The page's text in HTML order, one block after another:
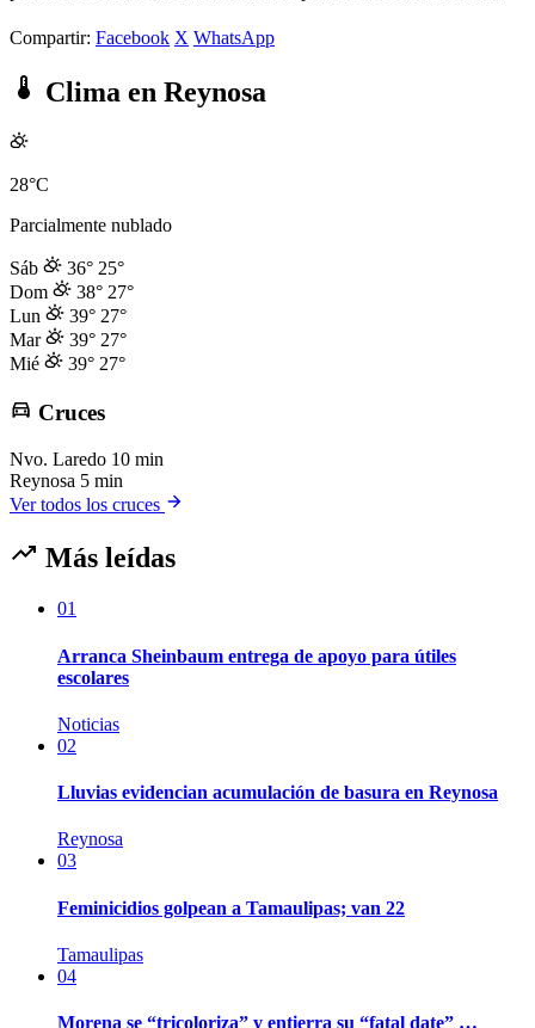
Compartir: Facebook X WhatsApp
Clima en Reynosa
28°C
Parcialmente nublado
Sáb 36° 25°
Dom
38° 27°
Lun
39° 27°
Mar
39° 27°
Mié
39° 27°
Cruces
Nvo. Laredo 10 min
Reynosa 5 min
Ver todos los cruces
Más leídas
01
Arranca Sheinbaum entrega de apoyo para útiles
escolares
Noticias
02
Lluvias evidencian acumulación de basura en Reynosa
Reynosa
03
Feminicidios golpean a Tamaulipas; van 22
Tamaulipas
04
Morena se “tricoloriza” y entierra su “fatal date” …